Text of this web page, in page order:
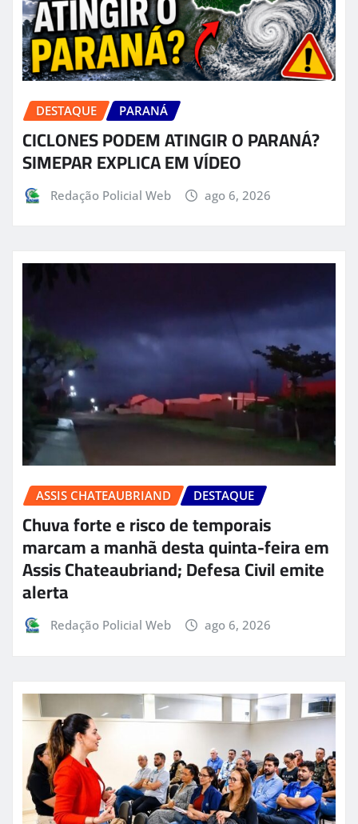
DESTAQUE PARANÁ
CICLONES PODEM ATINGIR O PARANÁ?
SIMEPAR EXPLICA EM VÍDEO
Redação Policial Web ago 6, 2026
ASSIS CHATEAUBRIAND DESTAQUE
Chuva forte e risco de temporais
marcam a manhã desta quinta-feira em
Assis Chateaubriand; Defesa Civil emite
alerta
Redação Policial Web ago 6, 2026